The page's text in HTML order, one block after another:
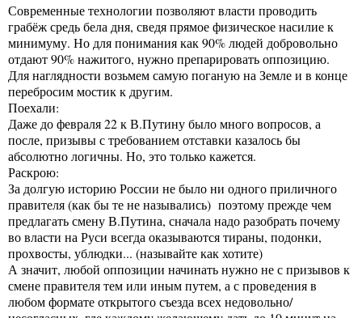
Современные технологии позволяют власти проводить
грабёж средь бела дня, сведя прямое физическое насилие к
минимуму. Но для понимания как 90% людей добровольно
отдают 90% нажитого, нужно препарировать оппозицию.
Для наглядности возьмем самую поганую на Земле и в конце
перебросим мостик к другим.
Поехали:
Даже до февраля 22 к В.Путину было много вопросов, а
после, призывы с требованием отставки казалось бы
абсолютно логичны. Но, это только кажется.
Раскрою:
За долгую историю России не было ни одного приличного
правителя (как бы те не назывались) поэтому прежде чем
предлагать смену В.Путина, сначала надо разобрать почему
во власти на Руси всегда оказываются тираны, подонки,
прохвосты, ублюдки... (называйте как хотите)
А значит, любой оппозиции начинать нужно не с призывов к
смене правителя тем или иным путем, а с проведения в
любом формате открытого съезда всех недовольно/